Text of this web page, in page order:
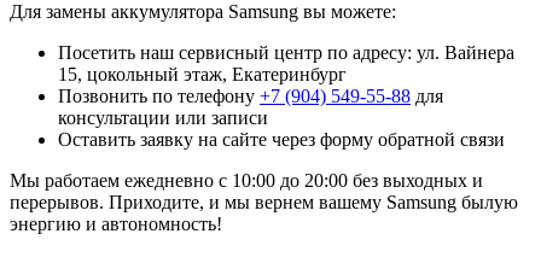
Для замены аккумулятора Samsung вы можете:
Посетить наш сервисный центр по адресу: ул. Вайнера
15, цокольный этаж, Екатеринбург
Позвонить по телефону +7 (904) 549-55-88 для
консультации или записи
Оставить заявку на сайте через форму обратной связи
Мы работаем ежедневно с 10:00 до 20:00 без выходных и
перерывов. Приходите, и мы вернем вашему Samsung былую
энергию и автономность!